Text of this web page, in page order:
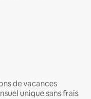
de vacances
unique sans frais